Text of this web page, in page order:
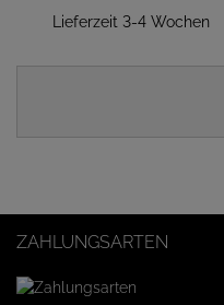
Lieferzeit 3-4 Wochen
ZAHLUNGSARTEN